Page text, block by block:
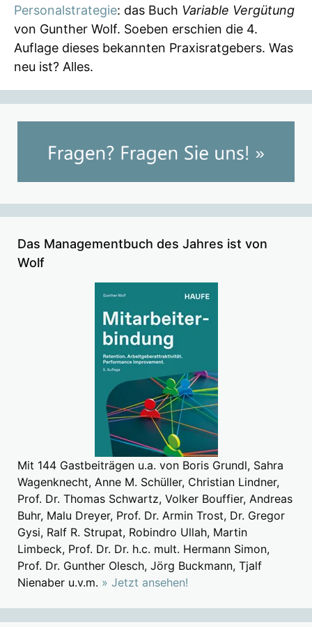
Personalstrategie: das Buch Variable Vergütung
von Gunther Wolf. Soeben erschien die 4.
Auflage dieses bekannten Praxisratgebers. Was
neu ist? Alles.
Das Managementbuch des Jahres ist von
Wolf
Mit 144 Gastbeiträgen u.a. von Boris Grundl, Sahra
Wagenknecht, Anne M. Schüller, Christian Lindner,
Prof. Dr. Thomas Schwartz, Volker Bouffier, Andreas
Buhr, Malu Dreyer, Prof. Dr. Armin Trost, Dr. Gregor
Gysi, Ralf R. Strupat, Robindro Ullah, Martin
Limbeck, Prof. Dr. Dr. h.c. mult. Hermann Simon,
Prof. Dr. Gunther Olesch, Jörg Buckmann, Tjalf
Nienaber u.v.m. » Jetzt ansehen!